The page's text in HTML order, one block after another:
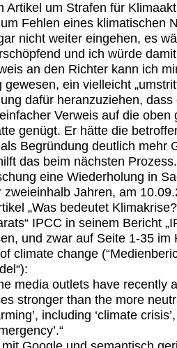
Artikel um Strafen für
Fehlen eines klimatischen
nicht weiter eingehen, es
und ich würde
an den Richter kann ich
gewesen, ein vielleicht
dafür heranzuziehen, dass
Verweis auf die oben
genügt. Er hätte die
Begründung deutlich mehr
das beim nächsten Prozess.
eine Wiederholung in
zweieinhalb Jahren, am
„Was bedeutet
IPCC in seinem Bericht
und zwar auf Seite 1-35
climate change
media outlets have recently
stronger than the more
including ‘climate